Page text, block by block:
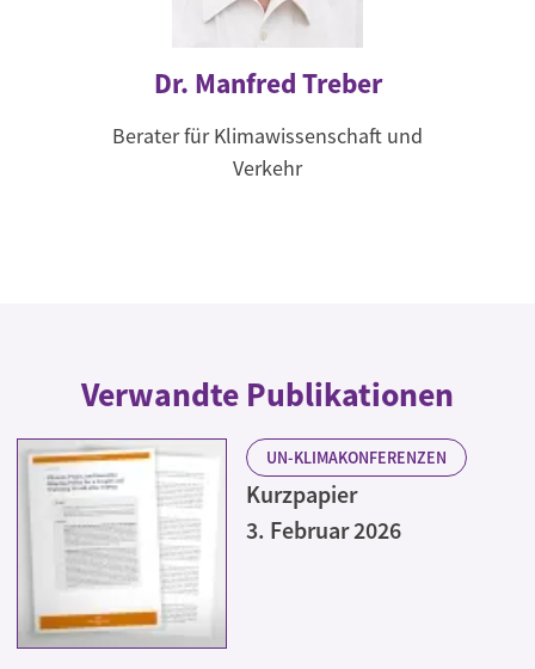
Dr. Manfred Treber
Berater für Klimawissenschaft und
Verkehr
Verwandte Publikationen
UN-KLIMAKONFERENZEN
Kurzpapier
3. Februar 2026